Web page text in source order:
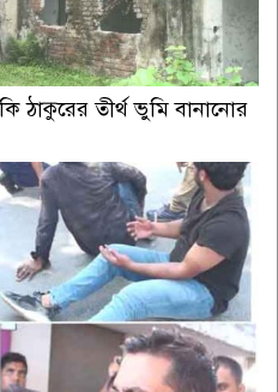
ঠাকুরের তীর্থ ভুমি বানানোর